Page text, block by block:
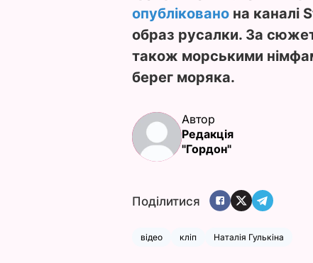
опубліковано на каналі
образ русалки. За
також морськими
берег моряка.
Автор
Редакція
"Гордон"
Поділитися
відео кліп Наталія Гулькіна